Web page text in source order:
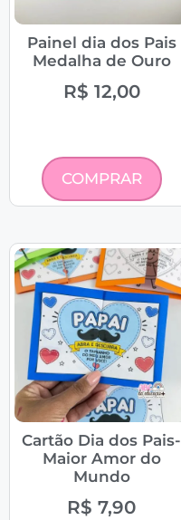
Painel dia dos Pais
Medalha de Ouro
R$ 12,00
COMPRAR
Cartão Dia dos Pais-
Maior Amor do
Mundo
R$ 7,90